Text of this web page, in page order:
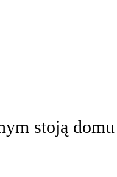
stoją domu